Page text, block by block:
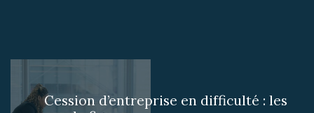
Cession d’entreprise en difficulté : les